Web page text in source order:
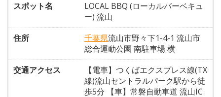
スポット名
LOCAL BBQ (ローカルバーベキュ
ー) 流山
住所
千葉県流山市野々下1-4-1 流山市
総合運動公園 南駐車場 横
交通アクセス
【電車】つくばエクスプレス線(TX
線)流山セントラルパーク駅から徒
歩5分 【車】常磐自動車道 流山IC